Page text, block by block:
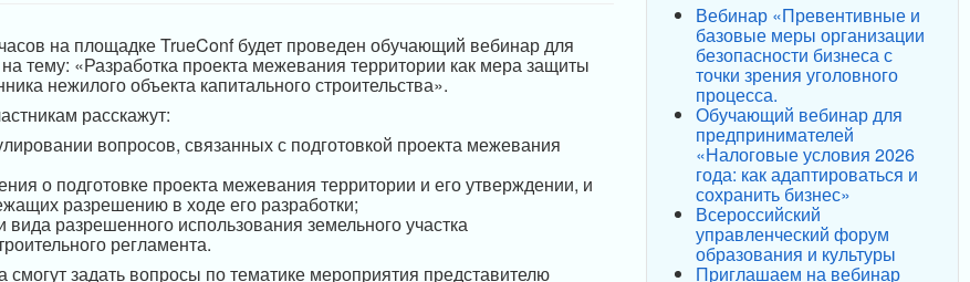
на площадке TrueConf будет проведен обучающий вебинар для
тему: «Разработка проекта межевания территории как мера защиты
нежилого объекта капитального строительства».
расскажут:
вопросов, связанных с подготовкой проекта межевания
о подготовке проекта межевания территории и его утверждении, и
разрешению в ходе его разработки;
вида разрешенного использования земельного участка
регламента.
смогут задать вопросы по тематике мероприятия представителю
Вебинар «Превентивные и
базовые меры организации
безопасности бизнеса с
точки зрения уголовного
процесса.
Обучающий вебинар для
предпринимателей
«Налоговые условия 2026
года: как адаптироваться и
сохранить бизнес»
Всероссийский
управленческий форум
образования и культуры
Приглашаем на вебинар